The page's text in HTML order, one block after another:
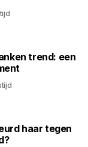
trend: een
haar tegen